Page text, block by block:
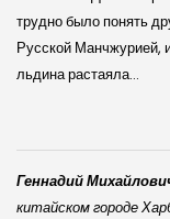
трудно было понять
Русской Манчжурией,
льдина растаяла…
Геннадий
китайском городе